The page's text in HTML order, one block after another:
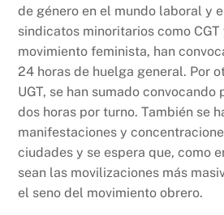
de género en el mundo laboral y
sindicatos minoritarios como CGT
movimiento feminista, han
24 horas de huelga general. Por
UGT, se han sumado
dos horas por turno. También se
manifestaciones y
ciudades y se espera que, como
sean las movilizaciones más
el seno del movimiento obrero.